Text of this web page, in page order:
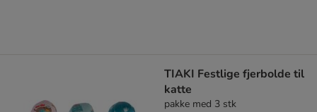
TIAKI Festlige fjerbolde til
katte
pakke med 3 stk